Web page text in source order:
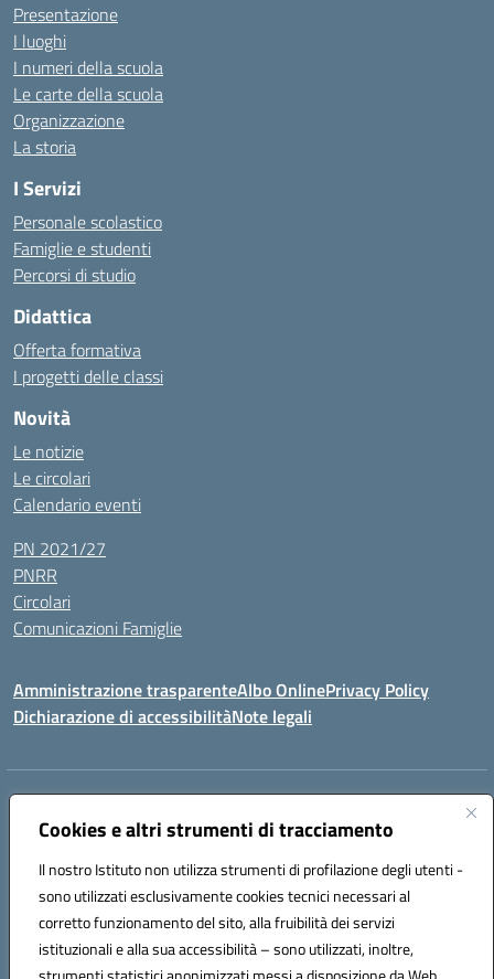
Cookies e altri strumenti di tracciamento
Il nostro Istituto non utilizza strumenti di profilazione degli utenti -
sono utilizzati esclusivamente cookies tecnici necessari al
corretto funzionamento del sito, alla fruibilità dei servizi
istituzionali e alla sua accessibilità – sono utilizzati, inoltre,
Presentazione
I luoghi
I numeri della scuola
Le carte della scuola
Organizzazione
La storia
I Servizi
Personale scolastico
Famiglie e studenti
Percorsi di studio
Didattica
Offerta formativa
I progetti delle classi
Novità
Le notizie
Le circolari
Calendario eventi
PN 2021/27
PNRR
Circolari
Comunicazioni Famiglie
Amministrazione trasparenteAlbo OnlinePrivacy Policy
Dichiarazione di accessibilitàNote legali
Indirizzo:
Centralino:(+39) 0737787634 Email:mcic80700n@istruzione.it
Codice fiscale: 92010940432
Codice meccanografico:
MCIC80700N
Codice unico di fatturazione (CUF): UF5MY2